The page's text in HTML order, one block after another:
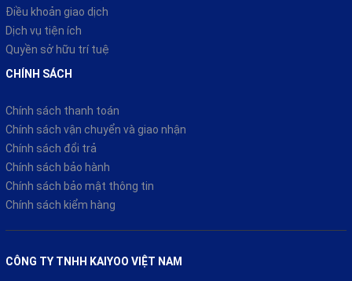
Động cơ mạnh mẽ, tiết kiệm nhiên liệu
Trang bị động cơ 50ccmạnh mẽ,
không yêu cầu bằng lái, phù hợp cho mọi đối tượng khách hàng,
chuyển, đặc biệt là khi đi lại trong các khu đô thị đông đúc.
Điều khoản giao dịch
Dịch vụ tiện ích
Quyền sở hữu trí tuệ
CHÍNH SÁCH
Chính sách thanh toán
Chính sách vận chuyển và giao nhận
Chính sách đổi trả
Chính sách bảo hành
Chính sách bảo mật thông tin
Chính sách kiểm hàng
CÔNG TY TNHH KAIYOO VIỆT NAM